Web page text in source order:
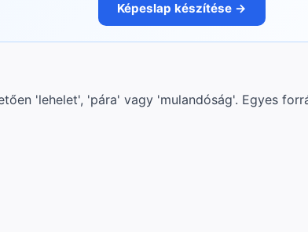
Képeslap készítése →
'lehelet', 'pára' vagy 'mulandóság'. Egyes